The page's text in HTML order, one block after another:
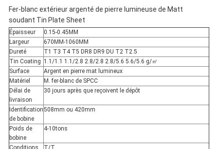
Fer-blanc extérieur argenté de pierre lumineuse de Matt
soudant Tin Plate Sheet
Épaisseur
0.15-0.45MM
Largeur
670MM-1060MM
Dureté
T1 T3 T4 T5 DR8 DR9 DU T2 T2.5
Tin Coating 1.1/1.1 1.1/2.8 2.8/2.8 2.8/5.6 5.6/5.6 g/㎡
Surface
Argent en pierre mat lumineux
Matériel
M. fer-blanc de SPCC
Délai de
livraison
30 jours après que reçoivent le dépôt
Identification
de bobine
508mm ou 420mm
Poids de
bobine
4-10tons
Conditions T/T